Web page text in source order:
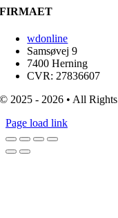
FIRMAET
wdonline
Samsøvej 9
7400 Herning
CVR: 27836607
© 2025 - 2026 • All
Page load link